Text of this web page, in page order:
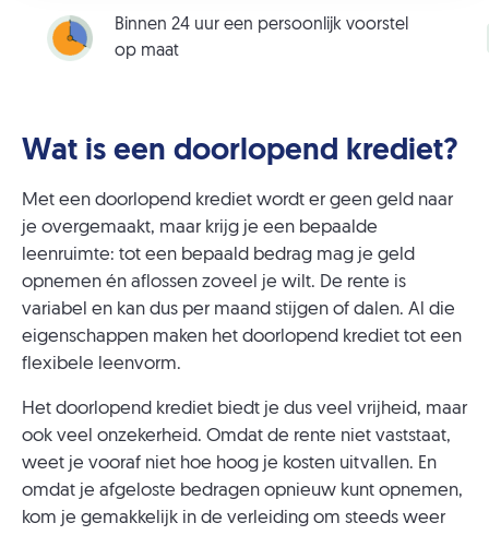
Binnen 24 uur een persoonlijk voorstel
op maat
Wat is een doorlopend krediet?
Met een doorlopend krediet wordt er geen geld naar
je overgemaakt, maar krijg je een bepaalde
leenruimte: tot een bepaald bedrag mag je geld
opnemen én aflossen zoveel je wilt. De rente is
variabel en kan dus per maand stijgen of dalen. Al die
eigenschappen maken het doorlopend krediet tot een
flexibele leenvorm.
Het doorlopend krediet biedt je dus veel vrijheid, maar
ook veel onzekerheid. Omdat de rente niet vaststaat,
weet je vooraf niet hoe hoog je kosten uitvallen. En
omdat je afgeloste bedragen opnieuw kunt opnemen,
kom je gemakkelijk in de verleiding om steeds weer